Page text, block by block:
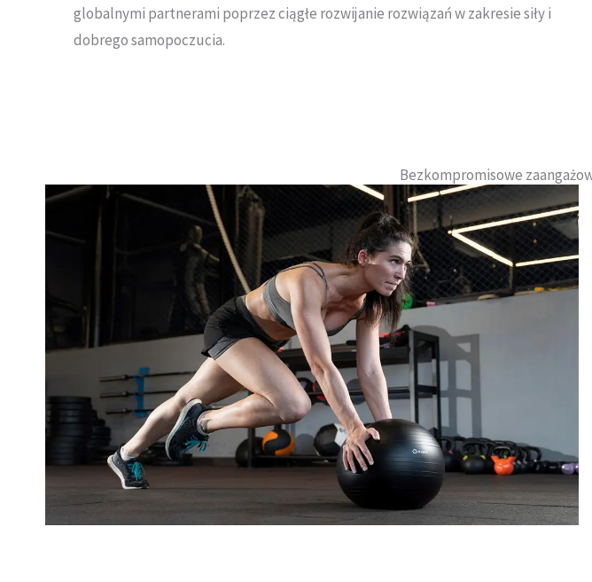
globalnymi partnerami poprzez ciągłe rozwijanie rozwiązań w zakresie siły i
dobrego samopoczucia.
Bezkompromisowe